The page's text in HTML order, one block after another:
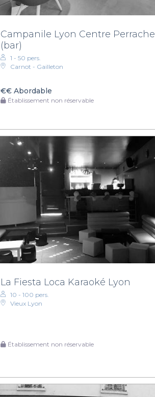
Campanile Lyon Centre Perrache
(bar)
1 - 50 pers.
Carnot - Gailleton
€€Abordable
Établissement non réservable
La Fiesta Loca Karaoké Lyon
10 - 100 pers.
Vieux Lyon
Établissement non réservable